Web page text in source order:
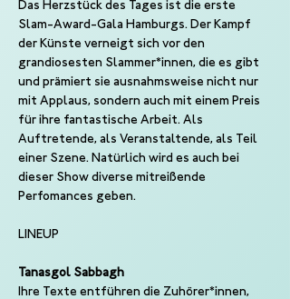
Das Herzstück des Tages ist die erste
Slam-Award-Gala Hamburgs. Der Kampf
der Künste verneigt sich vor den
grandiosesten Slammer*innen, die es gibt
und prämiert sie ausnahmsweise nicht nur
mit Applaus, sondern auch mit einem Preis
für ihre fantastische Arbeit. Als
Auftretende, als Veranstaltende, als Teil
einer Szene. Natürlich wird es auch bei
dieser Show diverse mitreißende
Perfomances geben.
LINEUP
Tanasgol Sabbagh
Ihre Texte entführen die Zuhörer*innen,